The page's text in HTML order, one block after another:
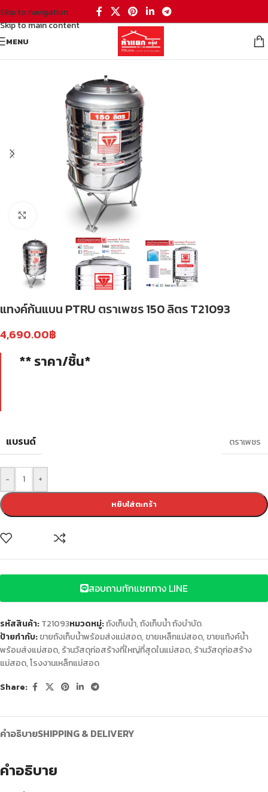
Skip to navigation
Skip to main content
MENU
ถังเก็บน้ำ ถังบำบัด
Click to enlarge
แทงค์ก้นแบน PTRU ตราเพชร 150 ลิตร T21093
4,690.00฿
** ราคา/ชิ้น*
แบรนด์ ตราเพชร
- +
หยิบใส่ตะกร้า
สอบถามทักแชททาง LINE
รหัสสินค้า:T21093หมวดหมู่:ถังเก็บน้ำ,ถังเก็บน้ำ ถังบำบัด
ป้ายกำกับ:ขายถังเก็บน้ำพร้อมส่งแม่สอด,ขายเหล็กแม่สอด,ขายแท้งค์น้ำ
พร้อมส่งแม่สอด,ร้านวัสดุก่อสร้างที่ใหญ่ที่สุดในแม่สอด,ร้านวัสดุก่อสร้าง
แม่สอด,โรงงานเหล็กแม่สอด
Share:
คำอธิบายSHIPPING & DELIVERY
คำอธิบาย